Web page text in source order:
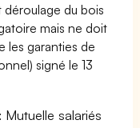
du bois
mais ne doit
les garanties de
signé le 13
salariés